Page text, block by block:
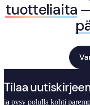
tuotteliaita
Tilaa
ja pysy polulla kohti